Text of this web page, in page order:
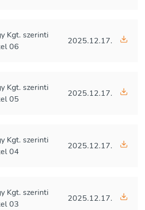
Kgt. szerinti
06
2025.12.17.
Kgt. szerinti
05
2025.12.17.
Kgt. szerinti
04
2025.12.17.
Kgt. szerinti
03
2025.12.17.